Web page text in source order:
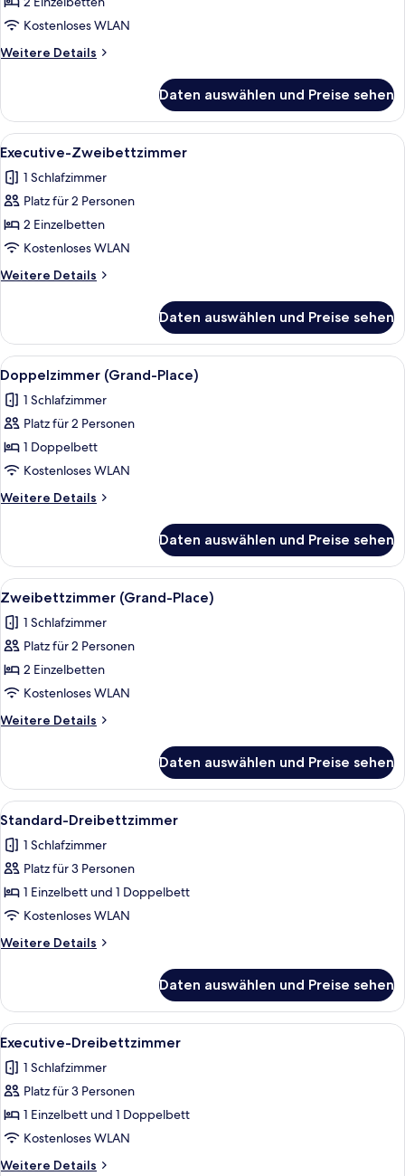
anzeigen
Kostenloses WLAN
Weitere Details
Weitere
Zweibettzimmer
Daten auswählen und Preise sehen
Alle
Fotos
für
Executive-
Zweibettzimmer
anzeigen
Ein Hotelzimmer mit zwei Betten,
4
Executive-Zweibettzimmer
1 Schlafzimmer
Platz für 2 Personen
2 Einzelbetten
Kostenloses WLAN
Weitere Details
Weitere
Zweibettzimmer
Daten auswählen und Preise sehen
Alle
Fotos
für
Doppelzimmer
(Grand-
Place)
anzeigen
Ein Hotelzimmer mit einem Bett,
4
Doppelzimmer (Grand-Place)
1 Schlafzimmer
Platz für 2 Personen
1 Doppelbett
Kostenloses WLAN
Weitere Details
Weitere
(Grand-
Place)
Daten auswählen und Preise sehen
Alle
Fotos
für
Zweibettzimmer
(Grand-
Place)
anzeigen
Ein Doppelbett mit Kopfteil, zwei
4
Zweibettzimmer (Grand-Place)
1 Schlafzimmer
Platz für 2 Personen
2 Einzelbetten
Kostenloses WLAN
Weitere Details
Weitere
(Grand-
Place)
Daten auswählen und Preise sehen
Alle
Fotos
für
Standard-
Dreibettzimmer
anzeigen
Ein Hotelzimmer mit einem Bett,
4
Standard-Dreibettzimmer
1 Schlafzimmer
Platz für 3 Personen
1 Einzelbett und 1 Doppelbett
Kostenloses WLAN
Weitere Details
Weitere
Dreibettzimmer
Daten auswählen und Preise sehen
Alle
Fotos
für
Executive-
Dreibettzimmer
anzeigen
Ein Hotelzimmer mit einem großen
4
Executive-Dreibettzimmer
1 Schlafzimmer
Platz für 3 Personen
1 Einzelbett und 1 Doppelbett
Kostenloses WLAN
Weitere Details
Weitere